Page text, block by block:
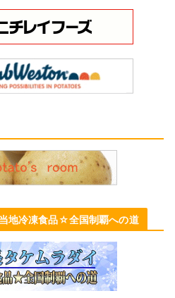
地冷凍食品☆全国制覇への道